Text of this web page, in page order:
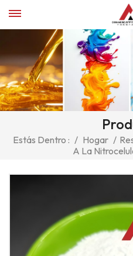
Estás Dentro : / Hogar /
A La